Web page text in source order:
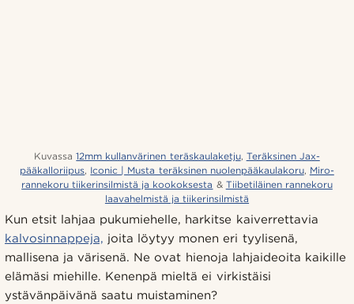
Kuvassa 12mm kullanvärinen teräskaulaketju, Teräksinen Jax-
pääkalloriipus, Iconic | Musta teräksinen nuolenpääkaulakoru, Miro-
rannekoru tiikerinsilmistä ja kookoksesta & Tiibetiläinen rannekoru
laavahelmistä ja tiikerinsilmistä
Kun etsit lahjaa pukumiehelle, harkitse kaiverrettavia
kalvosinnappeja, joita löytyy monen eri tyylisenä,
mallisena ja värisenä. Ne ovat hienoja lahjaideoita kaikille
elämäsi miehille. Kenenpä mieltä ei virkistäisi
ystävänpäivänä saatu muistaminen?